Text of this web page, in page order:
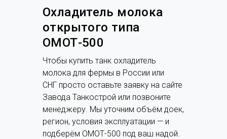
Чтобы купить танк охладитель
молока для фермы в России или
СНГ просто оставьте заявку на сайте
Завода Танкострой или позвоните
менеджеру. Мы уточним объём доек,
регион, условия эксплуатации — и
подберём ОМОТ-500 под ваш надой.
Охладитель молока
открытого типа
ОМОТ-500